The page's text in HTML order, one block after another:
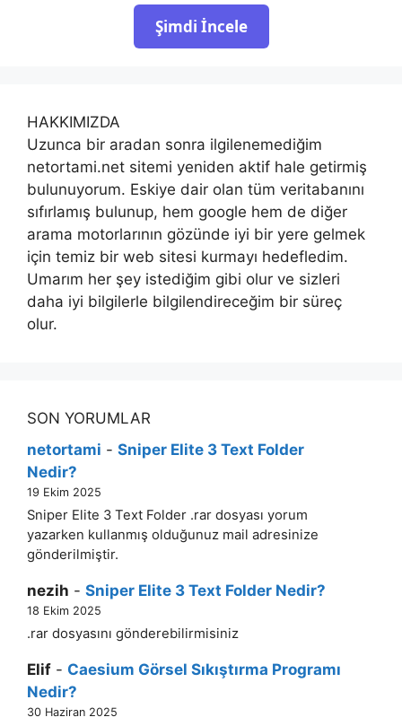
Şimdi İncele
HAKKIMIZDA
Uzunca bir aradan sonra ilgilenemediğim
netortami.net sitemi yeniden aktif hale getirmiş
bulunuyorum. Eskiye dair olan tüm veritabanını
sıfırlamış bulunup, hem google hem de diğer
arama motorlarının gözünde iyi bir yere gelmek
için temiz bir web sitesi kurmayı hedefledim.
Umarım her şey istediğim gibi olur ve sizleri
daha iyi bilgilerle bilgilendireceğim bir süreç
olur.
SON YORUMLAR
netortami - Sniper Elite 3 Text Folder
Nedir?
19 Ekim 2025
Sniper Elite 3 Text Folder .rar dosyası yorum
yazarken kullanmış olduğunuz mail adresinize
gönderilmiştir.
nezih - Sniper Elite 3 Text Folder Nedir?
18 Ekim 2025
.rar dosyasını gönderebilirmisiniz
Elif - Caesium Görsel Sıkıştırma Programı
Nedir?
30 Haziran 2025